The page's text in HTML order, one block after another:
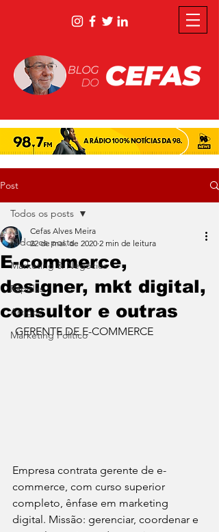
Post
Todos os posts
Marketing & Negócios
Rápidas
Artigos
Marketing Político
Todos os posts
E-commerce,
designer, mkt digital,
consultor e outras
Cefas Alves Meira
22 de mai. de 2020 2 min de leitura
GERENTE DE E-COMMERCE
Empresa contrata gerente de e-
commerce, com curso superior
completo, ênfase em marketing
digital. Missão: gerenciar, coordenar e